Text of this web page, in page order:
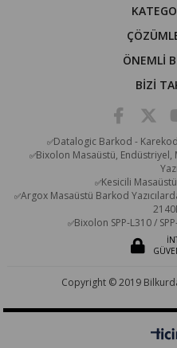
ÖNEMLİ
BİZİ
✅Datalogic Barkod -
✅Bixolon Masaüstü, Endüstriyel,
✅Kesicili
✅Argox Masaüstü Barkod
✅Bixolon SPP-L310 /
Copyright © 2019